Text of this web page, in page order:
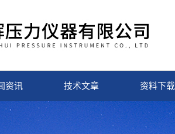
资讯 技术文章 资料下载